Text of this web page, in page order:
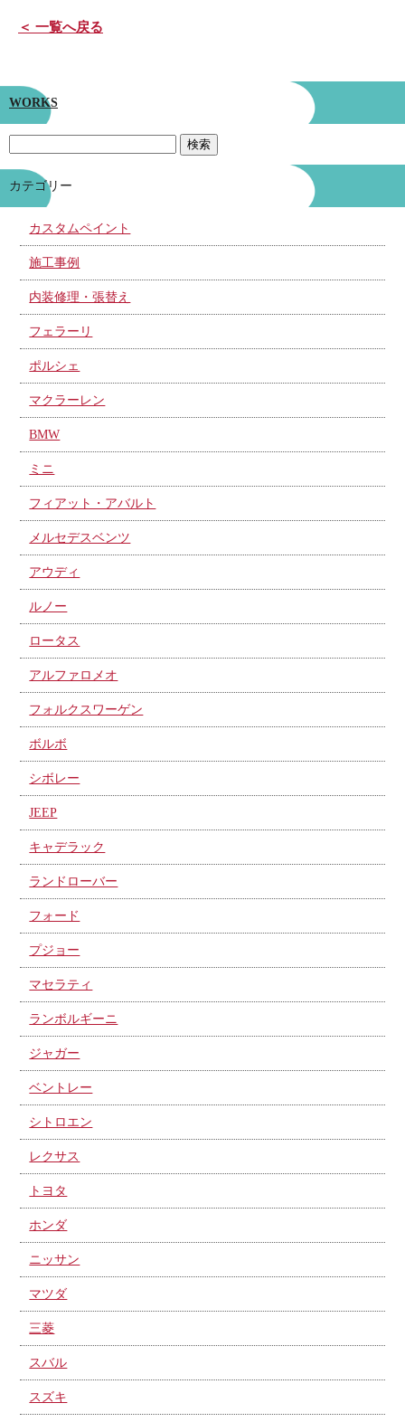
＜ 一覧へ戻る
WORKS
カテゴリー
カスタムペイント
施工事例
内装修理・張替え
フェラーリ
ポルシェ
マクラーレン
BMW
ミニ
フィアット・アバルト
メルセデスベンツ
アウディ
ルノー
ロータス
アルファロメオ
フォルクスワーゲン
ボルボ
シボレー
JEEP
キャデラック
ランドローバー
フォード
プジョー
マセラティ
ランボルギーニ
ジャガー
ベントレー
シトロエン
レクサス
トヨタ
ホンダ
ニッサン
マツダ
三菱
スバル
スズキ